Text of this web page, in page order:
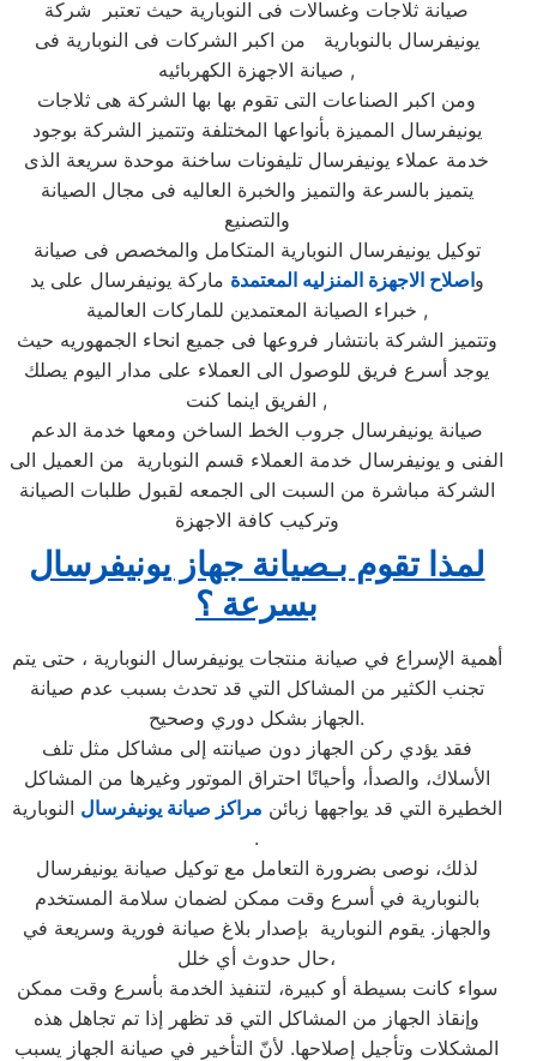
صيانة ثلاجات وغسالات فى النوبارية حيث تعتبر شركة
يونيفرسال بالنوبارية من اكبر الشركات فى النوبارية فى
صيانة الاجهزة الكهربائيه ,
ومن اكبر الصناعات التى تقوم بها بها الشركة هى ثلاجات
يونيفرسال المميزة بأنواعها المختلفة وتتميز الشركة بوجود
خدمة عملاء يونيفرسال تليفونات ساخنة موحدة سريعة الذى
يتميز بالسرعة والتميز والخبرة العاليه فى مجال الصيانة
والتصنيع
توكيل يونيفرسال النوبارية المتكامل والمخصص فى صيانة
واصلاح الاجهزة المنزليه المعتمدة ماركة يونيفرسال على يد
خبراء الصيانة المعتمدين للماركات العالمية ,
وتتميز الشركة بانتشار فروعها فى جميع انحاء الجمهوريه حيث
يوجد أسرع فريق للوصول الى العملاء على مدار اليوم يصلك
الفريق اينما كنت ,
صيانة يونيفرسال جروب الخط الساخن ومعها خدمة الدعم
الفنى و يونيفرسال خدمة العملاء قسم النوبارية من العميل الى
الشركة مباشرة من السبت الى الجمعه لقبول طلبات الصيانة
وتركيب كافة الاجهزة
لمذا تقوم بـصيانة جهاز يونيفرسال
بسرعة ؟
أهمية الإسراع في صيانة منتجات يونيفرسال النوبارية ، حتى يتم
تجنب الكثير من المشاكل التي قد تحدث بسبب عدم صيانة
الجهاز بشكل دوري وصحيح.
فقد يؤدي ركن الجهاز دون صيانته إلى مشاكل مثل تلف
الأسلاك، والصدأ، وأحيانًا احتراق الموتور وغيرها من المشاكل
الخطيرة التي قد يواجهها زبائن مراكز صيانة يونيفرسال النوبارية
.
لذلك، نوصى بضرورة التعامل مع توكيل صيانة يونيفرسال
بالنوبارية في أسرع وقت ممكن لضمان سلامة المستخدم
والجهاز. يقوم النوبارية بإصدار بلاغ صيانة فورية وسريعة في
حال حدوث أي خلل،
سواء كانت بسيطة أو كبيرة، لتنفيذ الخدمة بأسرع وقت ممكن
وإنقاذ الجهاز من المشاكل التي قد تظهر إذا تم تجاهل هذه
المشكلات وتأجيل إصلاحها. لأنّ التأخير في صيانة الجهاز يسبب